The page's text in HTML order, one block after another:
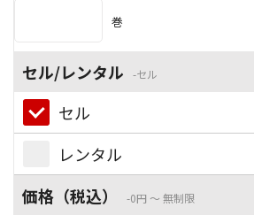
巻
セル/レンタル セル
セル
レンタル
価格（税込）
0円 ～ 無制限